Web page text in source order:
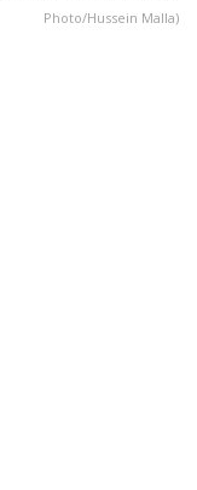
Photo/Hussein Malla)